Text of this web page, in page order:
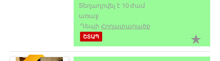
Տեղադրվել է 10 ժամ
առաջ
Դեպի Հողատարածք
ՇՏԱՊ